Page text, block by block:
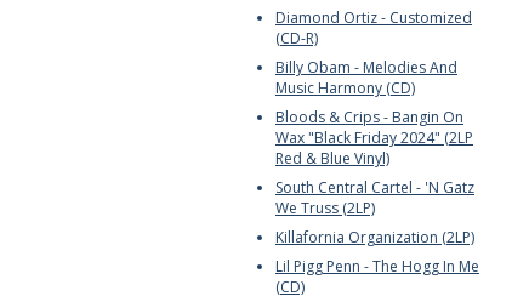
Diamond Ortiz - Customized
(CD-R)
Billy Obam - Melodies And
Music Harmony (CD)
Bloods & Crips - Bangin On
Wax "Black Friday 2024" (2LP
Red & Blue Vinyl)
South Central Cartel - 'N Gatz
We Truss (2LP)
Killafornia Organization (2LP)
Lil Pigg Penn - The Hogg In Me
(CD)